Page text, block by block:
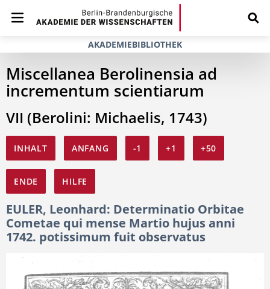
AKADEMIEBIBLIOTHEK
Miscellanea Berolinensia ad
incrementum scientiarum
VII (Berolini: Michaelis, 1743)
INHALT ANFANG -1 +1 +50
ENDE HILFE
EULER, Leonhard: Determinatio Orbitae
Cometae qui mense Martio hujus anni
1742. potissimum fuit observatus